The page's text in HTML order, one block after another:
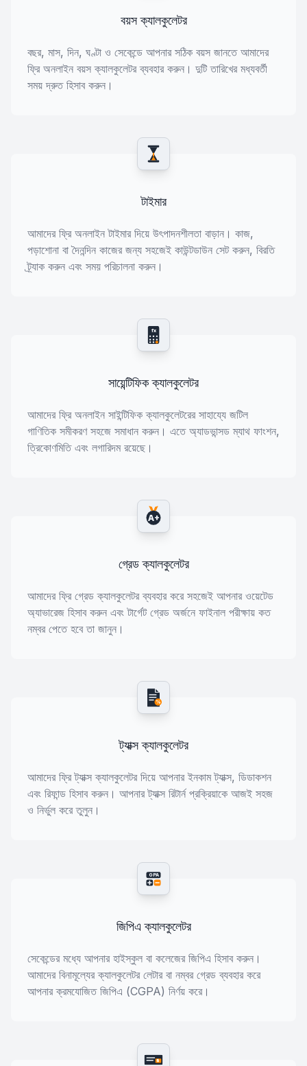
বয়স ক্যালকুলেটর
বছর, মাস, দিন, ঘণ্টা ও সেকেন্ডে আপনার সঠিক বয়স জানতে আমাদের
ফ্রি অনলাইন বয়স ক্যালকুলেটর ব্যবহার করুন। দুটি তারিখের মধ্যবর্তী
সময় দ্রুত হিসাব করুন।
টাইমার
আমাদের ফ্রি অনলাইন টাইমার দিয়ে উৎপাদনশীলতা বাড়ান। কাজ,
পড়াশোনা বা দৈনন্দিন কাজের জন্য সহজেই কাউন্টডাউন সেট করুন, বিরতি
ট্র্যাক করুন এবং সময় পরিচালনা করুন।
fx
সায়েন্টিফিক ক্যালকুলেটর
আমাদের ফ্রি অনলাইন সাইন্টিফিক ক্যালকুলেটরের সাহায্যে জটিল
গাণিতিক সমীকরণ সহজে সমাধান করুন। এতে অ্যাডভান্সড ম্যাথ ফাংশন,
ত্রিকোণমিতি এবং লগারিদম রয়েছে।
A+
গ্রেড ক্যালকুলেটর
আমাদের ফ্রি গ্রেড ক্যালকুলেটর ব্যবহার করে সহজেই আপনার ওয়েটেড
অ্যাভারেজ হিসাব করুন এবং টার্গেট গ্রেড অর্জনে ফাইনাল পরীক্ষায় কত
নম্বর পেতে হবে তা জানুন।
%
ট্যাক্স ক্যালকুলেটর
আমাদের ফ্রি ট্যাক্স ক্যালকুলেটর দিয়ে আপনার ইনকাম ট্যাক্স, ডিডাকশন
এবং রিফান্ড হিসাব করুন। আপনার ট্যাক্স রিটার্ন প্রক্রিয়াকে আজই সহজ
ও নির্ভুল করে তুলুন।
GPA
জিপিএ ক্যালকুলেটর
সেকেন্ডের মধ্যে আপনার হাইস্কুল বা কলেজের জিপিএ হিসাব করুন।
আমাদের বিনামূল্যের ক্যালকুলেটর লেটার বা নম্বর গ্রেড ব্যবহার করে
আপনার ক্রমযোজিত জিপিএ (CGPA) নির্ণয় করে।
$